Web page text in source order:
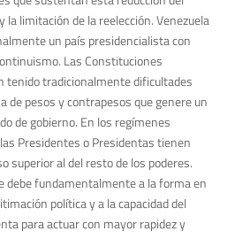
la limitación de la reelección. Venezuela
un país presidencialista con
Las Constituciones
tenido tradicionalmente dificultades
de pesos y contrapesos que genere un
de gobierno. En los regímenes
Presidentes o Presidentas tienen
superior al del resto de los poderes.
debe fundamentalmente a la forma en
política y a la capacidad del
para actuar con mayor rapidez y